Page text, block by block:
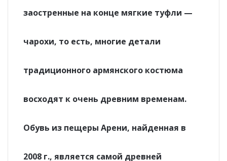
заостренные на конце мягкие туфли —
чарохи, то есть, многие детали
традиционного армянского костюма
восходят к очень древним временам.
Обувь из пещеры Арени, найденная в
2008 г., является самой древней